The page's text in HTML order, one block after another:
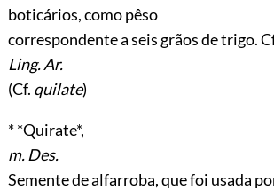
boticários, como pêso
correspondente a seis grãos de trigo.
Ling. Ar.
(Cf. quilate)
* *Quirate*,
m. Des.
Semente de alfarroba, que foi usada